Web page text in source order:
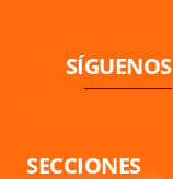
SÍGUENOS
SECCIONES